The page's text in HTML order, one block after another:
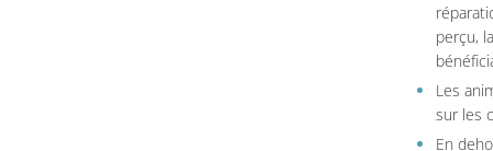
perçu,
Les
sur les
En